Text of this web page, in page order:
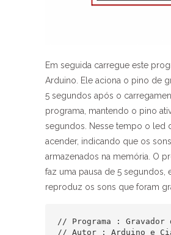
Em seguida carregue este
Arduino. Ele aciona o pino de
5 segundos após o
programa, mantendo o pino
segundos. Nesse tempo o led
acender, indicando que os
armazenados na memória. O
faz uma pausa de 5 segundos,
reproduz os sons que foram
// Programa : Gravador
// Autor : Arduino e